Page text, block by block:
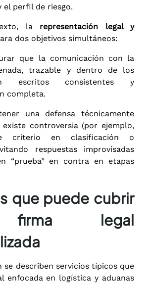
el perfil de riesgo.
la representación legal y
dos objetivos simultáneos:
que la comunicación con la
trazable y dentro de los
escritos consistentes y
completa.
una defensa técnicamente
existe controversia (por ejemplo,
criterio en clasificación o
respuestas improvisadas
“prueba” en contra en etapas
que puede cubrir
legal
se describen servicios típicos que
enfocada en logística y aduanas